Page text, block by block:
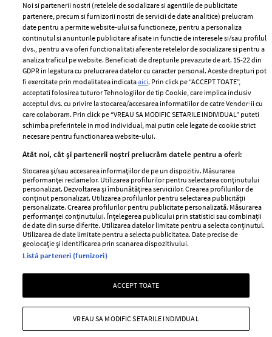
Unul dintre cele mai folosite
aeroporturi din Europa își
închide complet porțile timp
de trei luni. Milioane de
pasageri, afectați
Un vecin instruit poate salva o
viață. Vezi despre ce e vorba
Intră în culisele noii colecții
Vara care te schimbă: cum
transformi fiecare amintire
într-o poveste pe care o porți
Noi si partenerii nostri (retelele de socializare si agentiile de publicitate
partenere, precum si furnizorii nostri de servicii de date analitice) prelucram
date pentru a permite website-ului sa functioneze, pentru a personaliza
continutul si anunturile publicitare afisate in functie de interesele si/sau profilul
dvs., pentru a va oferi functionalitati aferente retelelor de socializare si pentru a
analiza traficul pe website. Beneficiati de drepturile prevazute de art. 15-22 din
GDPR in legatura cu prelucrarea datelor cu caracter personal. Aceste drepturi pot
fi exercitate prin modalitatea indicataaici. Prin click pe “ACCEPT TOATE”,
acceptati folosirea tuturor Tehnologiilor de tip Cookie, care implica inclusiv
acceptul dvs. cu privire la stocarea/accesarea informatiilor de catre Vendor-ii cu
care colaboram. Prin click pe “VREAU SA MODIFIC SETARILE INDIVIDUAL” puteti
schimba preferintele in mod individual, mai putin cele legate de cookie strict
necesare pentru functionarea website-ului.
Atât noi, cât și partenerii noștri prelucrăm datele pentru a oferi:
Stocarea și/sau accesarea informațiilor de pe un dispozitiv. Măsurarea
performanței reclamelor. Utilizarea profilurilor pentru selectarea conținutului
personalizat. Dezvoltarea și îmbunătățirea serviciilor. Crearea profilurilor de
conținut personalizat. Utilizarea profilurilor pentru selectarea publicității
personalizate. Crearea profilurilor pentru publicitate personalizată. Măsurarea
performanței conținutului. Înțelegerea publicului prin statistici sau combinații
de date din surse diferite. Utilizarea datelor limitate pentru a selecta conținutul.
Utilizarea de date limitate pentru a selecta publicitatea. Date precise de
geolocație și identificarea prin scanarea dispozitivului.
Listă parteneri (furnizori)
ACCEPT TOATE
VREAU SA MODIFIC SETARILE INDIVIDUAL